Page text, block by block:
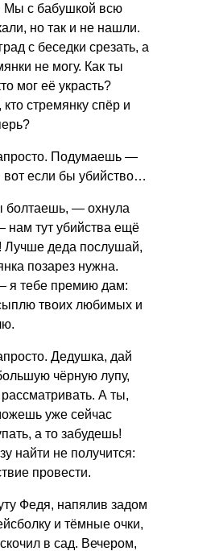
Мы с бабушкой всю
но так и не нашли.
с беседки срезать, а
не могу. Как ты
мог её украсть?
кто стремянку спёр и
Подумаешь —
вот если бы убийство…
— охнула
нам тут убийства ещё
Лучше деда послушай,
позарез нужна.
я тебе премию дам:
твоих любимых и
Дедушка, дай
чёрную лупу,
рассматривать. А ты,
уже сейчас
а то забудешь!
найти не получится:
провести.
Федя, напялив задом
и тёмные очки,
в сад. Вечером,